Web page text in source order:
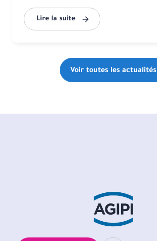
Lire la suite
Voir toutes les actualités